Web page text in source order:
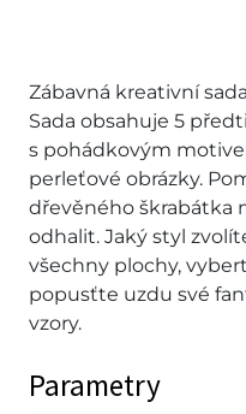
Zábavná kreativní
Sada obsahuje 5
s pohádkovým
perleťové obrázky.
dřevěného škrabátka
odhalit. Jaký styl
všechny plochy,
popusťte uzdu své
vzory.
Parametry